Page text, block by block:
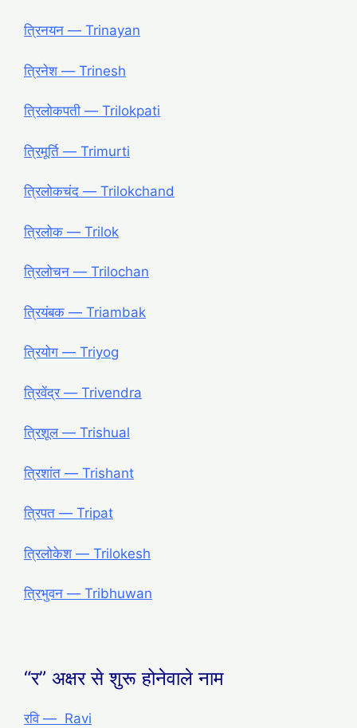
त्रिनयन ― Trinayan
त्रिनेश ― Trinesh
त्रिलोकपती ― Trilokpati
त्रिमूर्ति ― Trimurti
त्रिलोकचंद ― Trilokchand
त्रिलोक ― Trilok
त्रिलोचन ― Trilochan
त्रियंबक ― Triambak
त्रियोग ― Triyog
त्रिवेंद्र ― Trivendra
त्रिशूल ― Trishual
त्रिशांत ― Trishant
त्रिपत ― Tripat
त्रिलोकेश ― Trilokesh
त्रिभुवन ― Tribhuwan
“र” अक्षर से शुरू होनेवाले नाम
रवि ― Ravi